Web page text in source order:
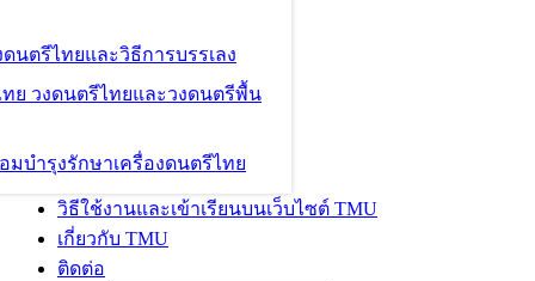
ดนตรีไทยและวิธีการบรรเลง
ทย วงดนตรีไทยและวงดนตรีพื้น
มบำรุงรักษาเครื่องดนตรีไทย
วิธีใช้งานและเข้าเรียนบนเว็บไซต์ TMU
เกี่ยวกับ TMU
ติดต่อ